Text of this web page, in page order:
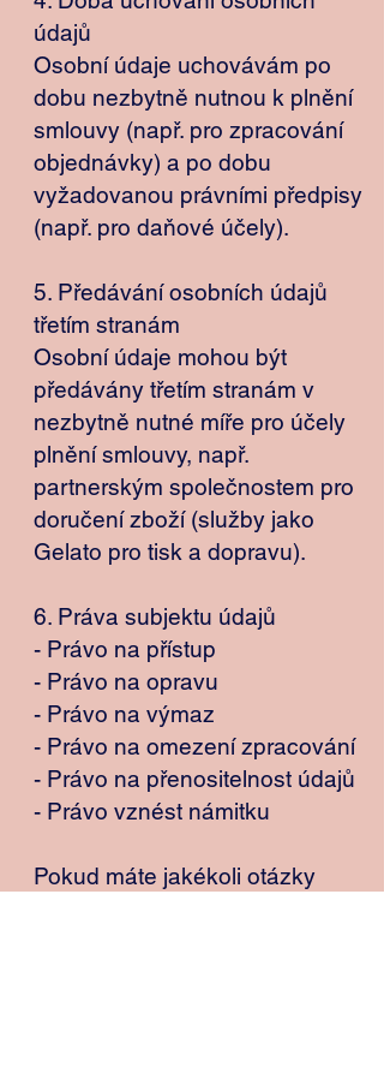
údajů
Osobní údaje uchovávám po
dobu nezbytně nutnou k plnění
smlouvy (např. pro zpracování
objednávky) a po dobu
vyžadovanou právními předpisy
(např. pro daňové účely).
5. Předávání osobních údajů
třetím stranám
Osobní údaje mohou být
předávány třetím stranám v
nezbytně nutné míře pro účely
plnění smlouvy, např.
partnerským společnostem pro
doručení zboží (služby jako
Gelato pro tisk a dopravu).
6. Práva subjektu údajů
- Právo na přístup
- Právo na opravu
- Právo na výmaz
- Právo na omezení zpracování
- Právo na přenositelnost údajů
- Právo vznést námitku
Pokud máte jakékoli otázky